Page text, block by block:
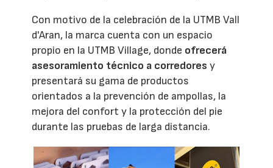
Con motivo de la celebración de la UTMB Vall
d'Aran, la marca cuenta con un espacio
propio en la UTMB Village, donde ofrecerá
asesoramiento técnico a corredores y
presentará su gama de productos
orientados a la prevención de ampollas, la
mejora del confort y la protección del pie
durante las pruebas de larga distancia.